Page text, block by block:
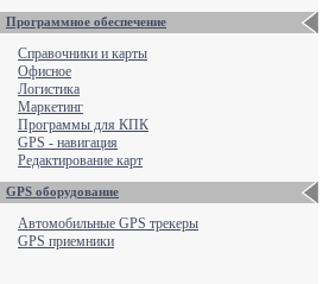
Программное обеспечение
Справочники и карты
Офисное
Логистика
Маркетинг
Программы для КПК
GPS - навигация
Редактирование карт
GPS оборудование
Автомобильные GPS трекеры
GPS приемники